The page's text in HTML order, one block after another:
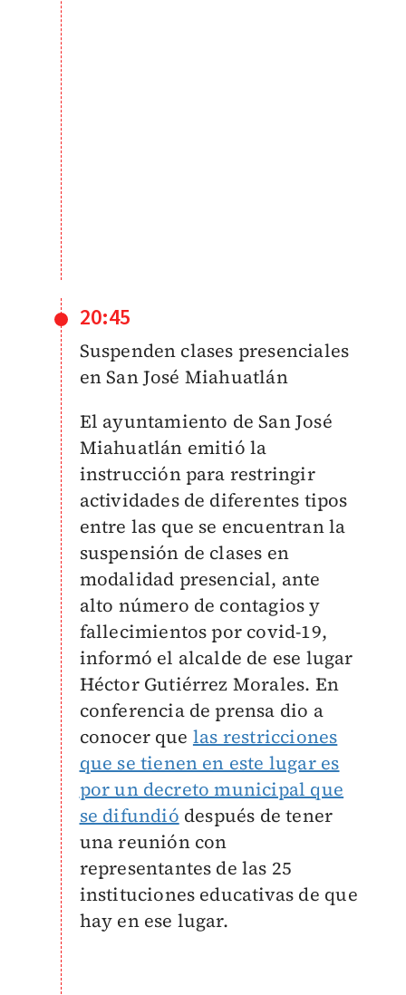
20:45
Suspenden clases presenciales
en San José Miahuatlán
El ayuntamiento de San José
Miahuatlán emitió la
instrucción para restringir
actividades de diferentes tipos
entre las que se encuentran la
suspensión de clases en
modalidad presencial, ante
alto número de contagios y
fallecimientos por covid-19,
informó el alcalde de ese lugar
Héctor Gutiérrez Morales. En
conferencia de prensa dio a
conocer que las restricciones
que se tienen en este lugar es
por un decreto municipal que
se difundió después de tener
una reunión con
representantes de las 25
instituciones educativas de que
hay en ese lugar.